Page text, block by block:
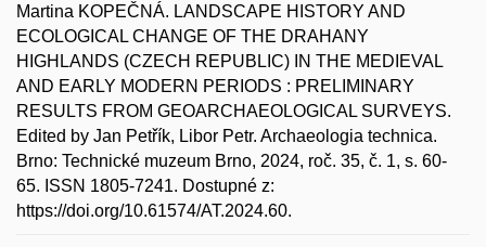
Martina KOPEČNÁ. LANDSCAPE HISTORY AND
ECOLOGICAL CHANGE OF THE DRAHANY
HIGHLANDS (CZECH REPUBLIC) IN THE MEDIEVAL
AND EARLY MODERN PERIODS : PRELIMINARY
RESULTS FROM GEOARCHAEOLOGICAL SURVEYS.
Edited by Jan Petřík, Libor Petr. Archaeologia technica.
Brno: Technické muzeum Brno, 2024, roč. 35, č. 1, s. 60-
65. ISSN 1805-7241. Dostupné z:
https://doi.org/10.61574/AT.2024.60.